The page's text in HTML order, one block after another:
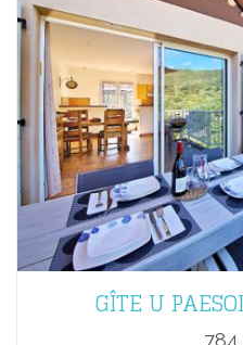
GÎTE U